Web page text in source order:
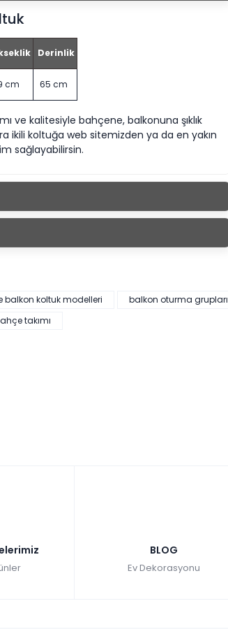
Derinlik
cm 65 cm
ve kalitesiyle bahçene, balkonuna şıklık
ikili koltuğa web sitemizden ya da en yakın
sağlayabilirsin.
balkon koltuk modelleri balkon oturma grupları
takımı
BLOG
Ev Dekorasyonu